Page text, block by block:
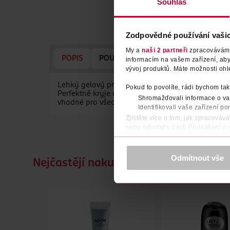
Zodpovědné používání
My a naši 2 partneři
informacím na vašem zařízení,
vývoj produktů. Máte možnosti
Pokud to povolíte, rádi bychom
Shromažďovali informace o
Identifikovali vaše zařízení
Zjistěte více o tom, jak
nebo odvolat v části Prohlášení o
K provozu stránek, personalizaci
prohlášení o
Děkujeme za pochopení. >více o
Odmítnout vše
POPIS POUŽITÍ SLOŽENÍ NÁZEV
Lehký gelový primer, který pečuje o vaši pleť
Perfektně kryje a vyhlazuje pleť čímž vytváří
vhodné pro všechny typy pleti.
Nejčastějí nakupované společně